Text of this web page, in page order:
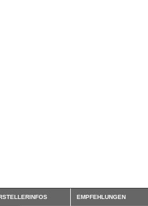
EMPFEHLUNGEN